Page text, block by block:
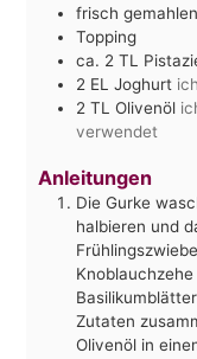
frisch
Topping
ca. 2 TL
2 EL Joghurt
2 TL Olivenöl
verwendet
Anleitungen
Die Gurke
halbieren und
Zutaten
Olivenöl in